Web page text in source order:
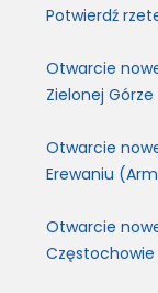
Potwierdź
Otwarcie
Zielonej Górze
Otwarcie
Erewaniu
Otwarcie
Częstochowie